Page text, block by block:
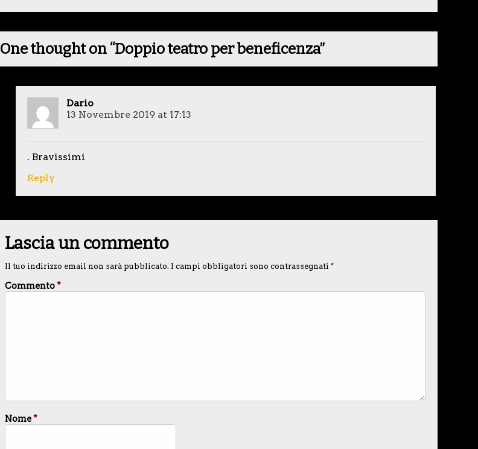
One thought on “Doppio teatro per beneficenza”
Dario
13 Novembre 2019 at 17:13
. Bravissimi
Reply
Lascia un commento
Il tuo indirizzo email non sarà pubblicato. I campi obbligatori sono contrassegnati *
Commento*
Nome*